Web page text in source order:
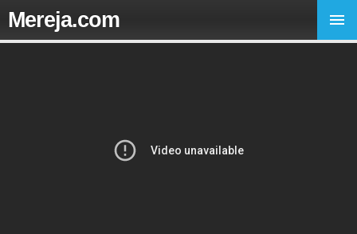
Mereja.com